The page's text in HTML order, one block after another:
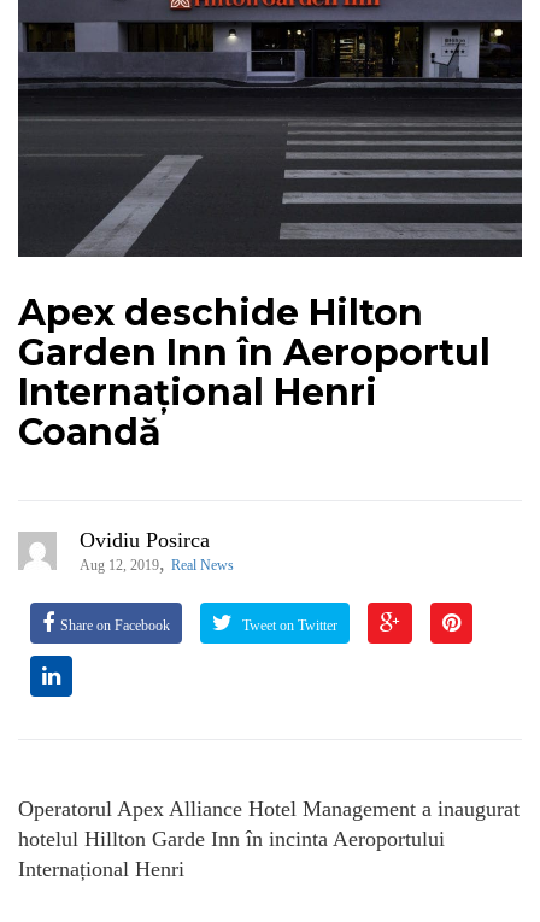
Apex deschide Hilton
Garden Inn în Aeroportul
Internațional Henri
Coandă
Ovidiu Posirca
Aug 12, 2019, Real News
Share on Facebook Tweet on Twitter
Operatorul Apex Alliance Hotel Management a inaugurat
hotelul Hillton Garde Inn în incinta Aeroportului
Internațional Henri